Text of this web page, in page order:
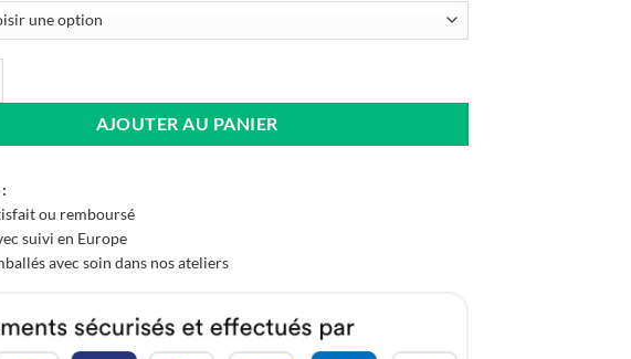
AJOUTER AU PANIER
ou remboursé
suivi en Europe
avec soin dans nos ateliers